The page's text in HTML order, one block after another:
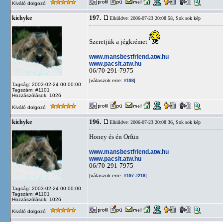
Kiváló dolgozó
kichyke
Tagság: 2003-02-24 00:00:00
Tagszám: #1101
Hozzászólások: 1026
197. Elküldve: 2006-07-23 20:08:58, Sok sok kép
Szeretjük a jégkrémet
www.mansbestfriend.atw.hu
www.pacsit.atw.hu
06/70-291-7975
[válaszok erre: #198]
Kiváló dolgozó
kichyke
Tagság: 2003-02-24 00:00:00
Tagszám: #1101
Hozzászólások: 1026
196. Elküldve: 2006-07-23 20:08:36, Sok sok kép
Honey és én Orfün
www.mansbestfriend.atw.hu
www.pacsit.atw.hu
06/70-291-7975
[válaszok erre: #197 #218]
Kiváló dolgozó